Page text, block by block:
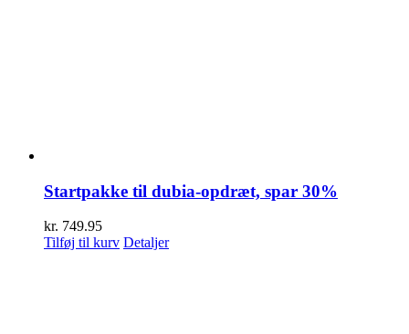
Startpakke til dubia-opdræt, spar 30%
kr. 749.95
Tilføj til kurv Detaljer